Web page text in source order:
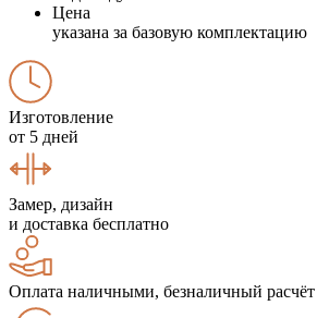
Цена
указана за базовую комплектацию
Изготовление
от 5 дней
Замер, дизайн
и доставка бесплатно
Оплата наличными, безналичный расчёт